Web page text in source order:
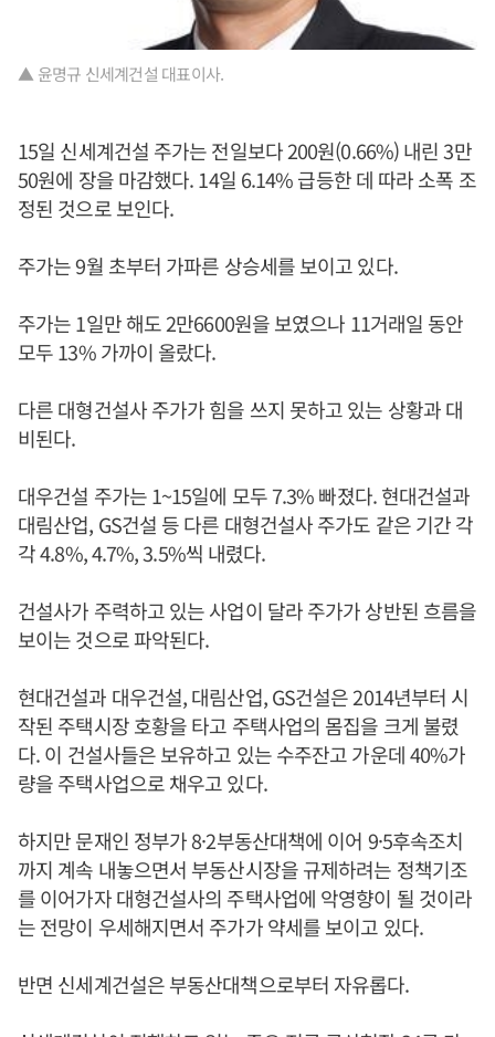
▲ 윤명규 신세계건설 대표이사.
15일 신세계건설 주가는 전일보다 200원(0.66%) 내린 3만
50원에 장을 마감했다. 14일 6.14% 급등한 데 따라 소폭 조
정된 것으로 보인다.
주가는 9월 초부터 가파른 상승세를 보이고 있다.
주가는 1일만 해도 2만6600원을 보였으나 11거래일 동안
모두 13% 가까이 올랐다.
다른 대형건설사 주가가 힘을 쓰지 못하고 있는 상황과 대
비된다.
대우건설 주가는 1~15일에 모두 7.3% 빠졌다. 현대건설과
대림산업, GS건설 등 다른 대형건설사 주가도 같은 기간 각
각 4.8%, 4.7%, 3.5%씩 내렸다.
건설사가 주력하고 있는 사업이 달라 주가가 상반된 흐름을
보이는 것으로 파악된다.
현대건설과 대우건설, 대림산업, GS건설은 2014년부터 시
작된 주택시장 호황을 타고 주택사업의 몸집을 크게 불렸
다. 이 건설사들은 보유하고 있는 수주잔고 가운데 40%가
량을 주택사업으로 채우고 있다.
하지만 문재인 정부가 8·2부동산대책에 이어 9·5후속조치
까지 계속 내놓으면서 부동산시장을 규제하려는 정책기조
를 이어가자 대형건설사의 주택사업에 악영향이 될 것이라
는 전망이 우세해지면서 주가가 약세를 보이고 있다.
반면 신세계건설은 부동산대책으로부터 자유롭다.